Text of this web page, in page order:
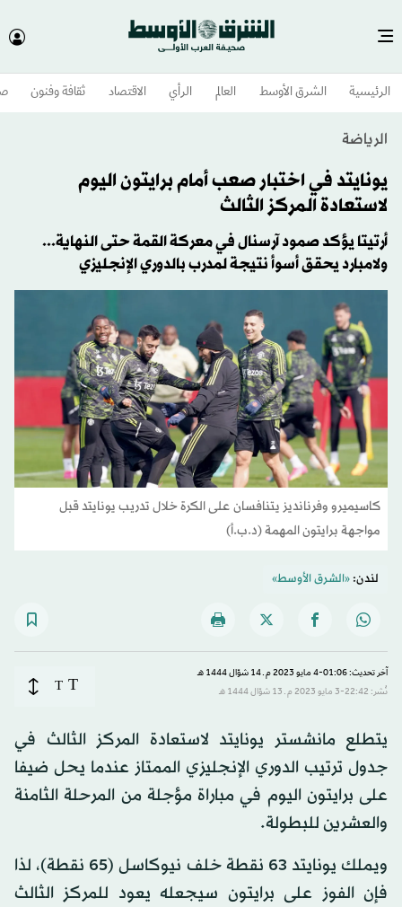
الرئيسية الشرق الأوسط​ العالم الرأي الاقتصاد ثقافة وفنون
الرياضة
يونايتد في اختبار صعب أمام برايتون اليوم
لاستعادة المركز الثالث
أرتيتا يؤكد صمود آرسنال في معركة القمة حتى النهاية...
ولامبارد يحقق أسوأ نتيجة لمدرب بالدوري الإنجليزي
كاسيميرو وفرنانديز يتنافسان على الكرة خلال تدريب يونايتد قبل
مواجهة برايتون المهمة (د.ب.أ)
لندن:«الشرق الأوسط»
آخر تحديث: 01:06-4 مايو 2023 م ـ 14 شوّال 1444 هـ
نُشر: 22:42-3 مايو 2023 م ـ 13 شوّال 1444 هـ
T
T
يتطلع مانشستر يونايتد لاستعادة المركز الثالث في
جدول ترتيب الدوري الإنجليزي الممتاز عندما يحل ضيفا
على برايتون اليوم في مباراة مؤجلة من المرحلة الثامنة
والعشرين للبطولة.
ويملك يونايتد 63 نقطة خلف نيوكاسل (65 نقطة)، لذا
فإن الفوز على برايتون سيجعله يعود للمركز الثالث